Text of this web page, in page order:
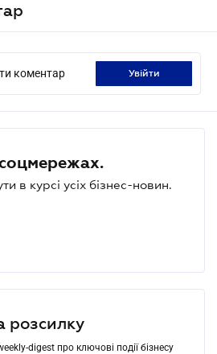
коментар увійти
в курсі усіх бізнес-новин.
розсилку
digest про ключові події бізнесу